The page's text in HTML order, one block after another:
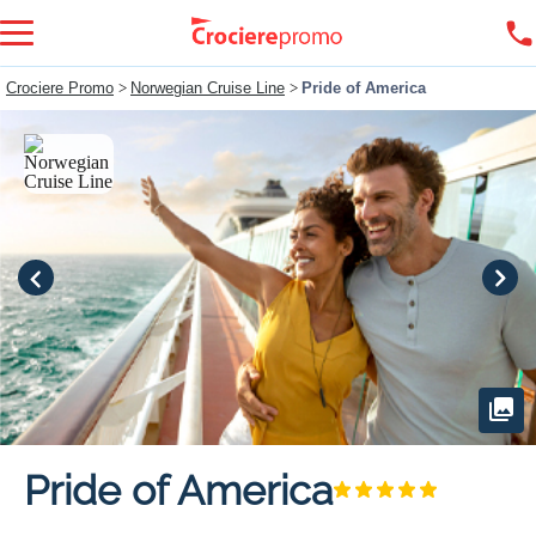
Crociere Promo > Norwegian Cruise Line > Pride of America
Pride of America